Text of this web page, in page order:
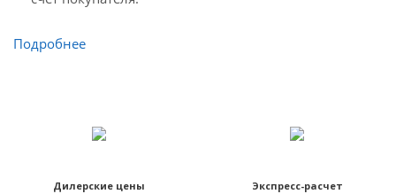
Подробнее
Дилерские цены
Экспресс-расчет